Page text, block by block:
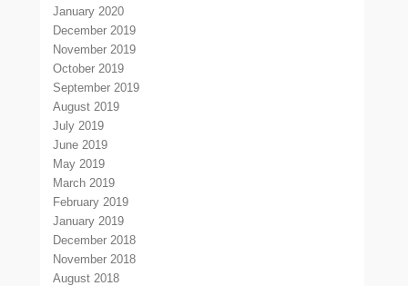
January 2020
December 2019
November 2019
October 2019
September 2019
August 2019
July 2019
June 2019
May 2019
March 2019
February 2019
January 2019
December 2018
November 2018
August 2018